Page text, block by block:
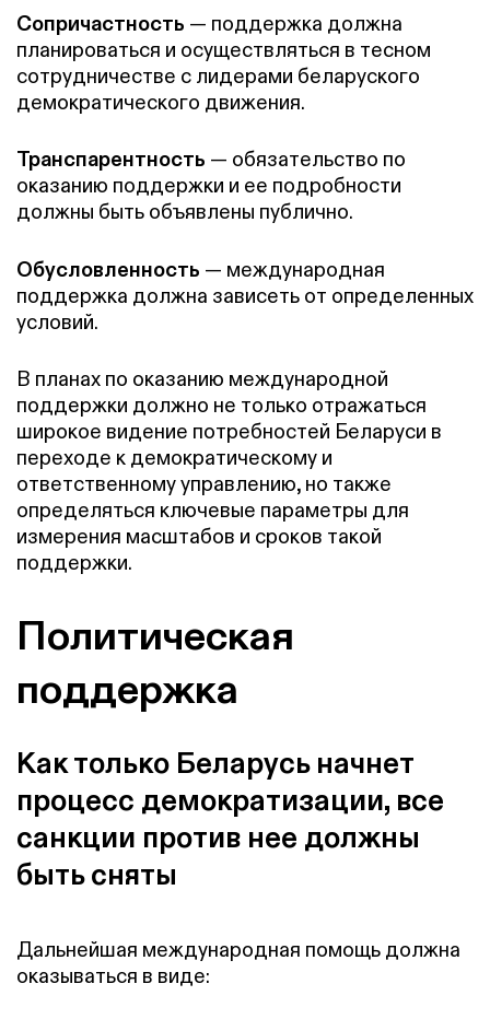
Сопричастность — поддержка должна
планироваться и осуществляться в тесном
сотрудничестве с лидерами беларуского
демократического движения.
Транспарентность — обязательство по
оказанию поддержки и ее подробности
должны быть объявлены публично.
Обусловленность — международная
поддержка должна зависеть от определенных
условий.
В планах по оказанию международной
поддержки должно не только отражаться
широкое видение потребностей Беларуси в
переходе к демократическому и
ответственному управлению, но также
определяться ключевые параметры для
измерения масштабов и сроков такой
поддержки.
Политическая
поддержка
Как только Беларусь начнет
процесс демократизации, все
санкции против нее должны
быть сняты
Дальнейшая международная помощь должна
оказываться в виде: